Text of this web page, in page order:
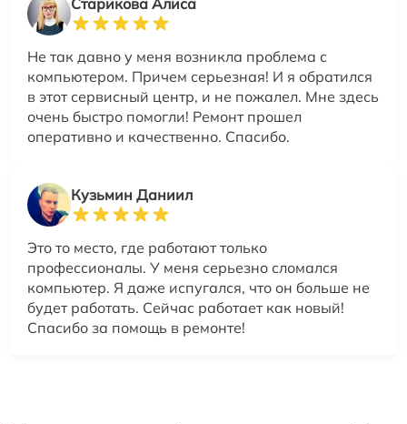
Старикова Алиса
Не так давно у меня возникла проблема с
компьютером. Причем серьезная! И я обратился
в этот сервисный центр, и не пожалел. Мне здесь
очень быстро помогли! Ремонт прошел
оперативно и качественно. Спасибо.
Кузьмин Даниил
Это то место, где работают только
профессионалы. У меня серьезно сломался
компьютер. Я даже испугался, что он больше не
будет работать. Сейчас работает как новый!
Спасибо за помощь в ремонте!